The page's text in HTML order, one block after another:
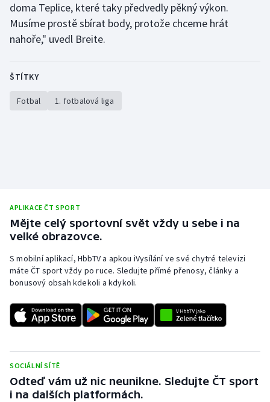
doma Teplice, které taky předvedly pěkný výkon.
Musíme prostě sbírat body, protože chceme hrát
nahoře," uvedl Breite.
ŠTÍTKY
Fotbal 1. fotbalová liga
APLIKACE ČT SPORT
Mějte celý sportovní svět vždy u sebe i na
velké obrazovce.
S mobilní aplikací, HbbTV a apkou iVysílání ve své chytré televizi
máte ČT sport vždy po ruce. Sledujte přímé přenosy, články a
bonusový obsah kdekoli a kdykoli.
SOCIÁLNÍ SÍTĚ
Odteď vám už nic neunikne. Sledujte ČT sport
i na dalších platformách.